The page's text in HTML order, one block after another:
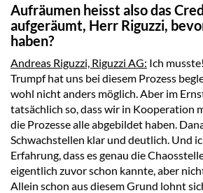
Aufräumen heisst also das
aufgeräumt, Herr Riguzzi,
haben?
Andreas Riguzzi, Riguzzi AG: Ich
Trumpf hat uns bei diesem Prozess
wohl nicht anders möglich. Aber im
tatsächlich so, dass wir in Kooperation
die Prozesse alle abgebildet haben.
Schwachstellen klar und deutlich. Und
Erfahrung, dass es genau die
eigentlich zuvor schon kannte, aber
Allein schon aus diesem Grund lohnt